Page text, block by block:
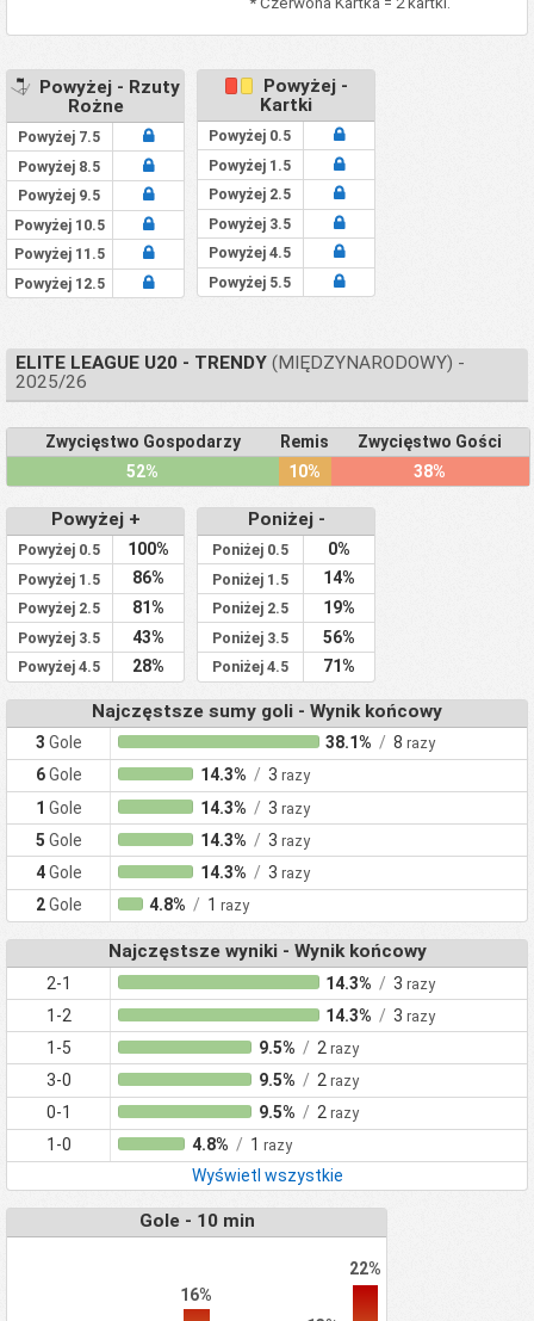
Powyżej - Rzuty
Rożne
Powyżej 7.5
Powyżej 8.5
Powyżej 9.5
Powyżej 10.5
Powyżej 11.5
Powyżej 12.5
Powyżej -
Kartki
Powyżej 0.5
Powyżej 1.5
Powyżej 2.5
Powyżej 3.5
Powyżej 4.5
Powyżej 5.5
ELITE LEAGUE U20 - TRENDY(MIĘDZYNARODOWY) -
2025/26
Zwycięstwo Gospodarzy Remis
Zwycięstwo Gości
52%
10% 38%
Powyżej +
Powyżej 0.5 100%
Powyżej 1.5 86%
Powyżej 2.5 81%
Powyżej 3.5 43%
Powyżej 4.5 28%
Poniżej -
Poniżej 0.5 0%
Poniżej 1.5 14%
Poniżej 2.5 19%
Poniżej 3.5 56%
Poniżej 4.5 71%
Najczęstsze sumy goli - Wynik końcowy
3 Gole 38.1% / 8razy
6Gole 14.3% / 3 razy
1 Gole 14.3% / 3 razy
5 Gole 14.3% / 3 razy
4Gole 14.3% / 3 razy
2Gole 4.8% / 1razy
Najczęstsze wyniki - Wynik końcowy
2-1 14.3% / 3razy
1-2 14.3% / 3razy
1-5 9.5% / 2 razy
3-0 9.5% / 2 razy
0-1 9.5% / 2 razy
1-0 4.8% / 1 razy
Wyświetl wszystkie
Gole - 10 min
16%
22%